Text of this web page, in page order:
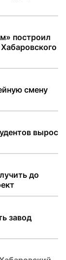
построил
смену
вырос
до
завод